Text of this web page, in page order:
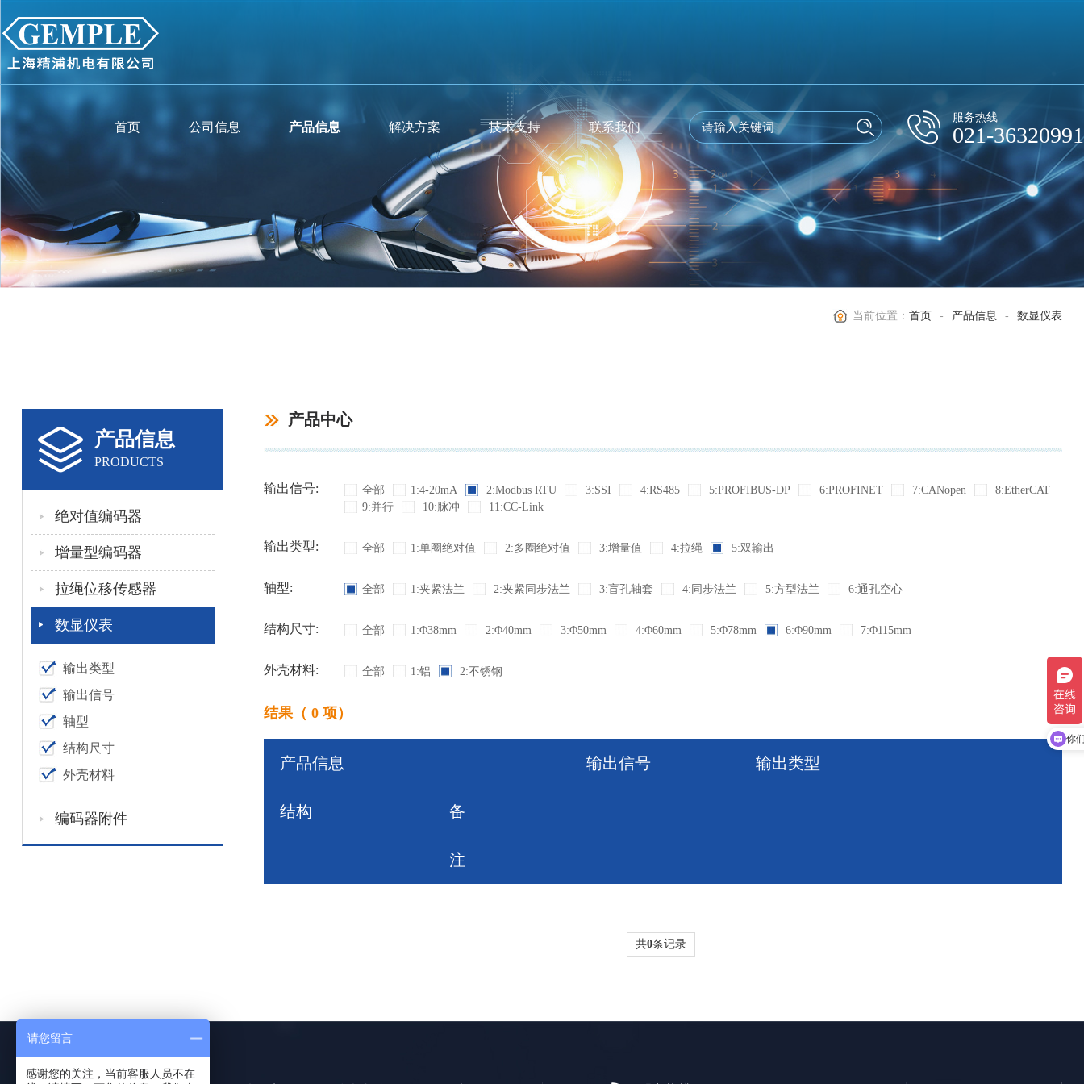
首页 公司信息 产品信息 解决方案 技术支持 联系我们
服务热线
021-36320991
当前位置：首页 - 产品信息 - 数显仪表
产品信息
PRODUCTS
绝对值编码器
增量型编码器
拉绳位移传感器
数显仪表
输出类型
输出信号
轴型
结构尺寸
外壳材料
编码器附件
产品中心
输出信号: 全部 1:4-20mA 2:Modbus RTU 3:SSI 4:RS485 5:PROFIBUS-DP 6:PROFINET 7:CANopen
8:EtherCAT
9:并行
10:脉冲 11:CC-Link
输出类型: 全部 1:单圈绝对值 2:多圈绝对值 3:增量值 4:拉绳 5:双输出
轴型: 全部 1:夹紧法兰 2:夹紧同步法兰 3:盲孔轴套 4:同步法兰 5:方型法兰 6:通孔空心
结构尺寸: 全部 1:Φ38mm 2:Φ40mm 3:Φ50mm 4:Φ60mm 5:Φ78mm 6:Φ90mm 7:Φ115mm
外壳材料: 全部 1:铝 2:不锈钢
结果（ 0 项）
产品信息 输出信号 输出类型
结构 备
注
共0条记录
你
请您留言
感谢您的关注，当前客服人员不在